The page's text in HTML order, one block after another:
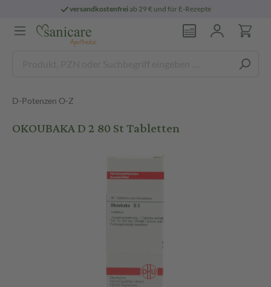
versandkostenfreiab 29 € und für E-Rezepte
D-Potenzen O-Z
OKOUBAKA D 2 80 St Tabletten